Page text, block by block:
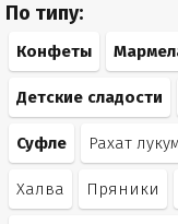
По типу:
Конфеты
Детские сладости
Суфле Рахат
Халва Пряники